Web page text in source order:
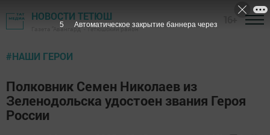
НОВОСТИ ТЕТЮШ
Газета "Авангард" - Тетюшский район
#НАШИ ГЕРОИ
Полковник Семен Николаев из
Зеленодольска удостоен звания Героя
России
4 Автоматическое закрытие баннера через